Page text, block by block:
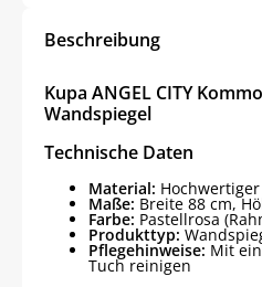
Menge
Beschreibung
Kupa ANGEL CITY
Wandspiegel
Technische Daten
Material:
Maße: Breite 88 cm,
Farbe: Pastellrosa
Produkttyp:
Pflegehinweise: Mit
Tuch reinigen